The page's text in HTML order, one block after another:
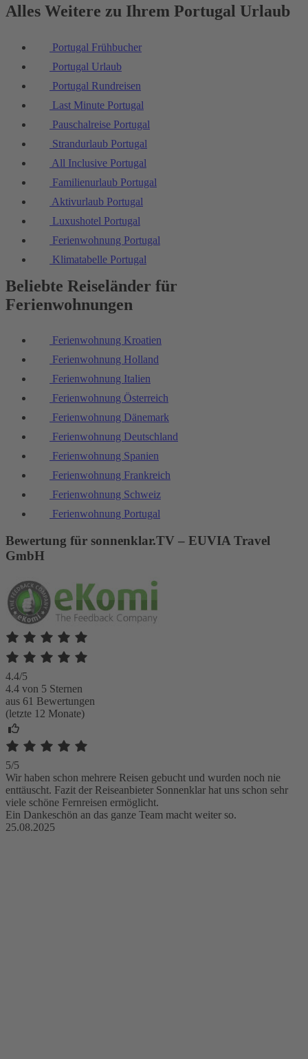
Alles Weitere zu Ihrem Portugal Urlaub
Portugal Frühbucher
Portugal Urlaub
Portugal Rundreisen
Last Minute Portugal
Pauschalreise Portugal
Strandurlaub Portugal
All Inclusive Portugal
Familienurlaub Portugal
Aktivurlaub Portugal
Luxushotel Portugal
Ferienwohnung Portugal
Klimatabelle Portugal
Beliebte Reiseländer für
Ferienwohnungen
Ferienwohnung Kroatien
Ferienwohnung Holland
Ferienwohnung Italien
Ferienwohnung Österreich
Ferienwohnung Dänemark
Ferienwohnung Deutschland
Ferienwohnung Spanien
Ferienwohnung Frankreich
Ferienwohnung Schweiz
Ferienwohnung Portugal
Bewertung für sonnenklar.TV – EUVIA Travel
GmbH
4.4/5
4.4 von 5 Sternen
aus 61 Bewertungen
(letzte 12 Monate)
5/5
Wir haben schon mehrere Reisen gebucht und wurden noch nie
enttäuscht. Fazit der Reiseanbieter Sonnenklar hat uns schon sehr
viele schöne Fernreisen ermöglicht.
Ein Dankeschön an das ganze Team macht weiter so.
25.08.2025